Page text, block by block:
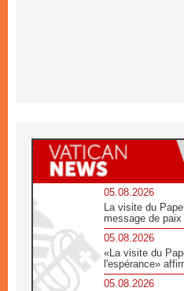
05.08.2026
La visite du
message de
05.08.2026
«La visite du
l'espérance»
05.08.2026